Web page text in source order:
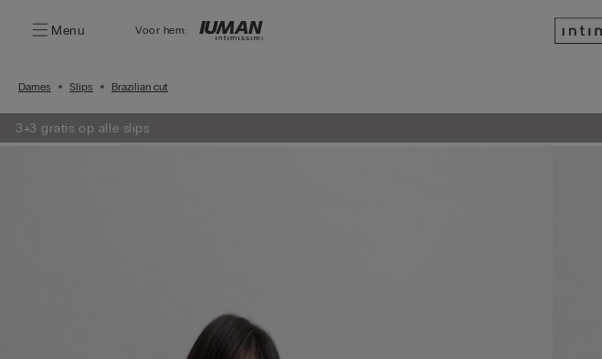
Menu Voor hem:
Dames Slips Brazilian cut
3+3 gratis op alle slips